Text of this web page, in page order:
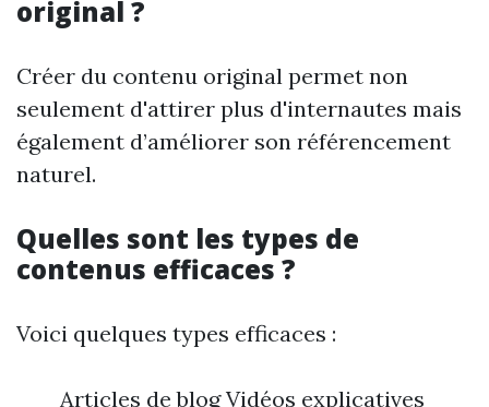
original ?
Créer du contenu original permet non
seulement d'attirer plus d'internautes mais
également d’améliorer son référencement
naturel.
Quelles sont les types de
contenus efficaces ?
Voici quelques types efficaces :
Articles de blog Vidéos explicatives